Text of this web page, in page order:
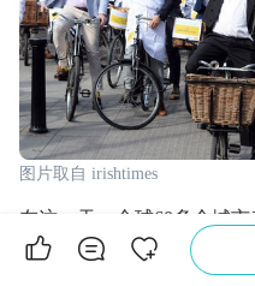
图片取自 irishtimes
在这一天，全球60多个城
头会有数千人打装扮成书
斯》，重温书中主人公在